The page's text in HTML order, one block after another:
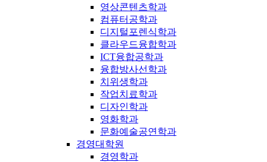
영상콘텐츠학과
컴퓨터공학과
디지털포렌식학과
클라우드융합학과
ICT융합공학과
융합방사선학과
치위생학과
작업치료학과
디자인학과
영화학과
문화예술공연학과
경영대학원
경영학과